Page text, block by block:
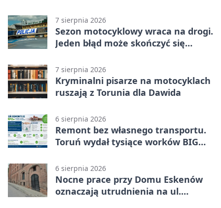
7 sierpnia 2026
Sezon motocyklowy wraca na drogi.
Jeden błąd może skończyć się
7 sierpnia 2026
Kryminalni pisarze na motocyklach
ruszają z Torunia dla Dawida
6 sierpnia 2026
Remont bez własnego transportu.
Toruń wydał tysiące worków BIG
6 sierpnia 2026
Nocne prace przy Domu Eskenów
oznaczają utrudnienia na ul.